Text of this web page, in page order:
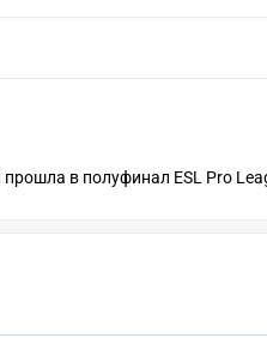
в полуфинал ESL Pro